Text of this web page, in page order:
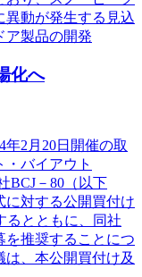
異動が発生する見込
ア製品の開発
化へ
年2月20日開催の取
バイアウト
BCJ－80（以下
に対する公開買付け
るとともに、同社
を推奨することにつ
、本公開買付け及